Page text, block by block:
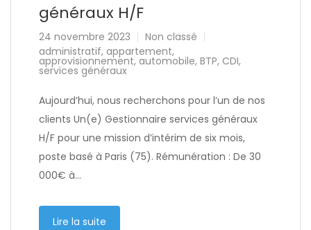
généraux H/F
24 novembre 2023
Non classé
administratif, appartement,
approvisionnement, automobile, BTP, CDI,
services généraux
Aujourd’hui, nous recherchons pour l’un de nos
clients Un(e) Gestionnaire services généraux
H/F pour une mission d’intérim de six mois,
poste basé à Paris (75). Rémunération : De 30
000€ à…
Lire la suite